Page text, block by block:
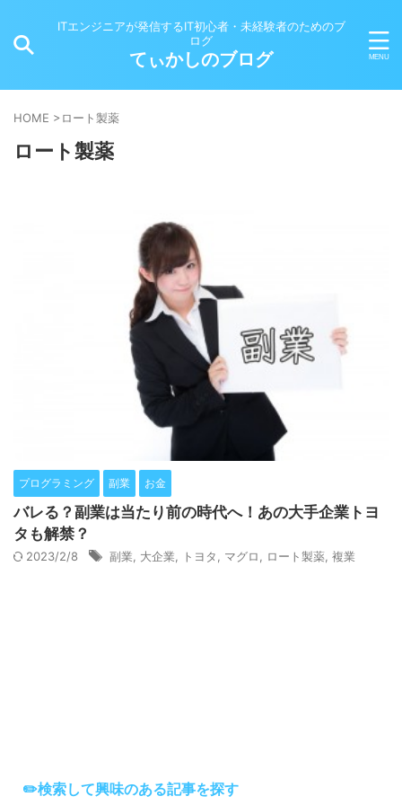
ITエンジニアが発信するIT初心者・未経験者のためのブ
ログ
てぃかしのブログ
HOME >ロート製薬
ロート製薬
プログラミング 副業 お金
バレる？副業は当たり前の時代へ！あの大手企業トヨ
タも解禁？
2023/2/8 副業 大企業 トヨタ マグロ ロート製薬 複業
✏️検索して興味のある記事を探す